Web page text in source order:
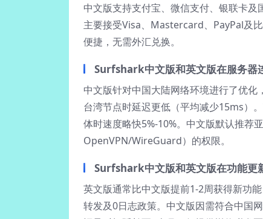
中文版支持支付宝、微信支付、银联卡
主要接受Visa、Mastercard、PayPal及
便捷，无需外汇兑换。
Surfshark中文版和英文版在服务器
中文版针对中国大陆网络环境进行了优化
台湾节点时延迟更低（平均减少15ms）
体时速度略快5%-10%。中文版默认推荐
OpenVPN/WireGuard）的权限。
Surfshark中文版和英文版在功能更
英文版通常比中文版提前1-2周获得新功
转发及0日志政策。中文版因需符合中国